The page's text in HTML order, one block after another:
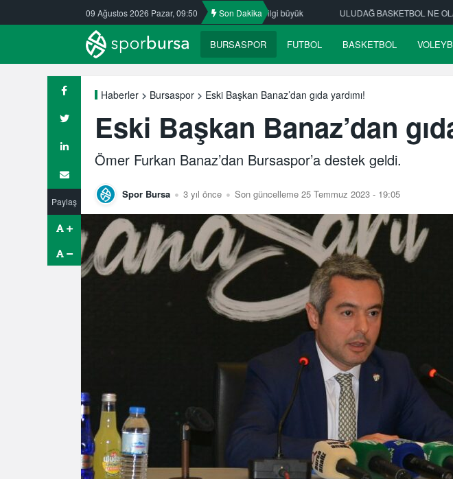
09 Ağustos 2026 Pazar, 09:50 Son Dakika
Nilüfer’de yaz okullarına ilgi büyük ULUDAĞ BASKETBOL NE OLACAK?
BURSASPOR FUTBOL BASKETBOL
Paylaş
Haberler Bursaspor Eski Başkan Banaz’dan gıda yardımı!
Eski Başkan Banaz’dan
Ömer Furkan Banaz’dan Bursaspor’a destek geldi.
Spor Bursa 3 yıl önce Son güncelleme 25 Temmuz 2023 - 19:05